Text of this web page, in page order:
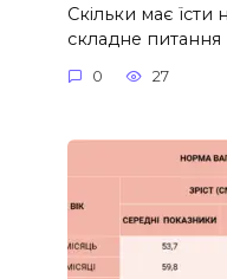
Скільки має їсти
складне питання
0 27